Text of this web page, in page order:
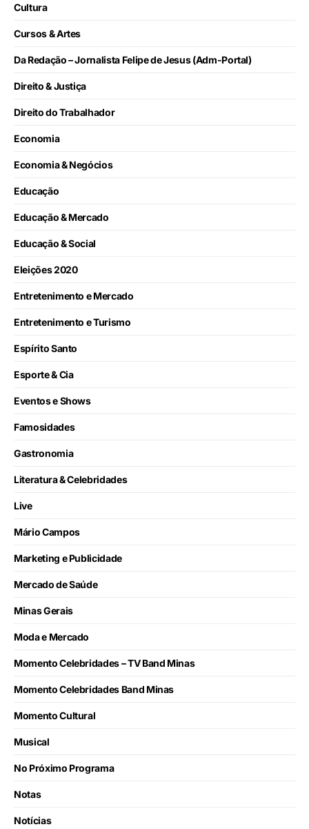
Cultura
Cursos & Artes
Da Redação – Jornalista Felipe de Jesus (Adm-Portal)
Direito & Justiça
Direito do Trabalhador
Economia
Economia & Negócios
Educação
Educação & Mercado
Educação & Social
Eleições 2020
Entretenimento e Mercado
Entretenimento e Turismo
Espírito Santo
Esporte & Cia
Eventos e Shows
Famosidades
Gastronomia
Literatura & Celebridades
Live
Mário Campos
Marketing e Publicidade
Mercado de Saúde
Minas Gerais
Moda e Mercado
Momento Celebridades – TV Band Minas
Momento Celebridades Band Minas
Momento Cultural
Musical
No Próximo Programa
Notas
Notícias